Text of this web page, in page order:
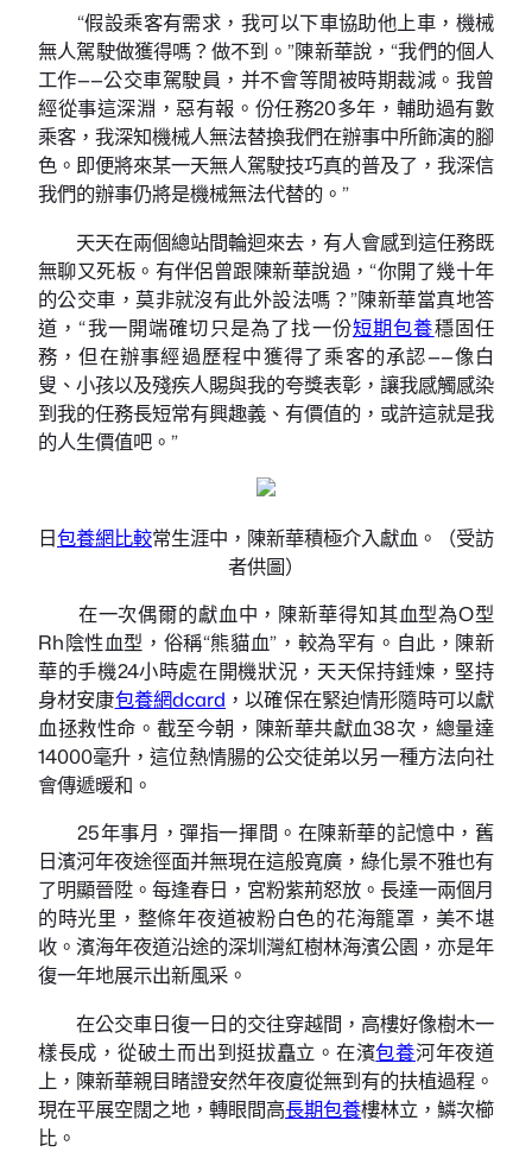
“假設乘客有需求，我可以下車協助他上車，機械
無人駕駛做獲得嗎？做不到。”陳新華說，“我們的個人
工作——公交車駕駛員，并不會等閒被時期裁減。我曾
經從事這深淵，惡有報。份任務20多年，輔助過有數
乘客，我深知機械人無法替換我們在辦事中所飾演的腳
色。即便將來某一天無人駕駛技巧真的普及了，我深信
我們的辦事仍將是機械無法代替的。”
天天在兩個總站間輪迴來去，有人會感到這任務既
無聊又死板。有伴侶曾跟陳新華說過，“你開了幾十年
的公交車，莫非就沒有此外設法嗎？”陳新華當真地答
道，“我一開端確切只是為了找一份短期包養穩固任
務，但在辦事經過歷程中獲得了乘客的承認——像白
叟、小孩以及殘疾人賜與我的夸獎表彰，讓我感觸感染
到我的任務長短常有興趣義、有價值的，或許這就是我
的人生價值吧。”
日包養網比較常生涯中，陳新華積極介入獻血。（受訪
者供圖）
在一次偶爾的獻血中，陳新華得知其血型為O型
Rh陰性血型，俗稱“熊貓血”，較為罕有。自此，陳新
華的手機24小時處在開機狀況，天天保持錘煉，堅持
身材安康包養網dcard ，以確保在緊迫情形隨時可以獻
血拯救性命。截至今朝，陳新華共獻血38次，總量達
14000毫升，這位熱情腸的公交徒弟以另一種方法向社
會傳遞暖和。
25年事月，彈指一揮間。在陳新華的記憶中，舊
日濱河年夜途徑面并無現在這般寬廣，綠化景不雅也有
了明顯晉陞。每逢春日，宮粉紫荊怒放。長達一兩個月
的時光里，整條年夜道被粉白色的花海籠罩，美不堪
收。濱海年夜道沿途的深圳灣紅樹林海濱公園，亦是年
復一年地展示出新風采。
在公交車日復一日的交往穿越間，高樓好像樹木一
樣長成，從破土而出到挺拔矗立。在濱包養河年夜道
上，陳新華親目睹證安然年夜廈從無到有的扶植過程。
現在平展空闊之地，轉眼間高長期包養樓林立，鱗次櫛
比。